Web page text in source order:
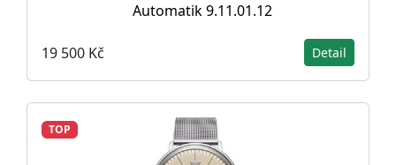
Automatik 9.11.01.12
19 500 Kč Detail
TOP